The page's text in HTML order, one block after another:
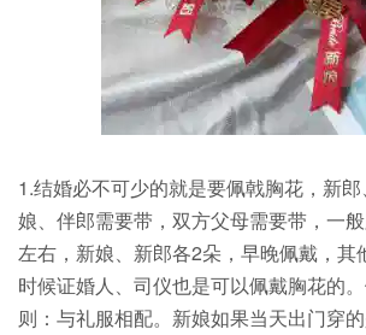
1.结婚必不可少的就是要佩戟胸花，新
娘、伴郎需要带，双方父母需要带，一
左右，新娘、新郎各2朵，早晚佩戴，其
时候证婚人、司仪也是可以佩戴胸花的
则：与礼服相配。新娘如果当天出门穿